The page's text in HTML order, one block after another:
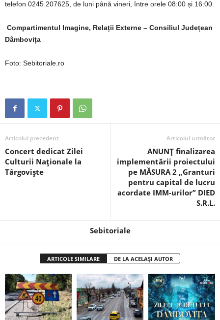
telefon 0245 207625, de luni până vineri, între orele 08:00 și 16:00.
Compartimentul Imagine, Relații Externe – Consiliul Județean
Dâmbovița
Foto: Sebitoriale.ro
Articolul precedent
Concert dedicat Zilei
Culturii Naționale la
Târgoviște
Articolul următor
ANUNȚ finalizarea
implementării proiectului
pe MĂSURA 2 „Granturi
pentru capital de lucru
acordate IMM-urilor” DIED
S.R.L.
Sebitoriale
ARTICOLE SIMILARE DE LA ACELAȘI AUTOR